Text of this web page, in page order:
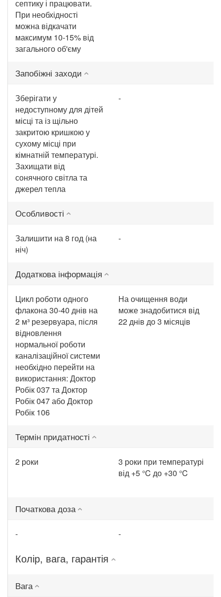
септику і працювати.
При необхідності
можна відкачати
максимум 10-15% від
загального об'єму
Запобіжні заходи
Зберігати у
недоступному для дітей
місці та із щільно
закритою кришкою у
сухому місці при
кімнатній температурі.
Захищати від
сонячного світла та
джерел тепла
-
Особливості
Залишити на 8 год (на
ніч)
-
Додаткова інформація
Цикл роботи одного
флакона 30-40 днів на
2 м³ резервуара, після
відновлення
нормальної роботи
каналізаційної системи
необхідно перейти на
використання: Доктор
Робік 037 та Доктор
Робік 047 або Доктор
Робік 106
На очищення води
може знадобитися від
22 днів до 3 місяців
Термін придатності
2 роки
3 роки при температурі
від +5 °C до +30 °C
Початкова доза
- -
Колір, вага, гарантія
Вага